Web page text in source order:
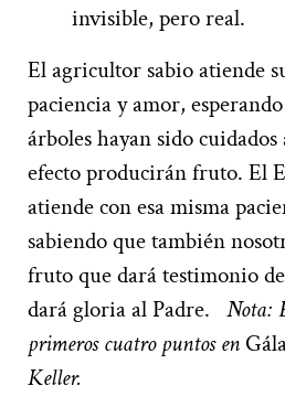
invisible, pero real.
El agricultor sabio atiende
paciencia y amor,
árboles hayan sido
efecto producirán fruto. El
atiende con esa misma
sabiendo que también
fruto que dará testimonio
dará gloria al Padre. Nota:
primeros cuatro puntos en
Keller.